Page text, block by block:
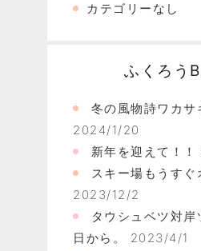
カテゴリーなし
ふくろう
冬の風物詩ワカサ
2024/1/20
新年を迎えて！！
スキー場もうすぐ
2023/12/2
タウシュベツ対
日から。
2023/4/1